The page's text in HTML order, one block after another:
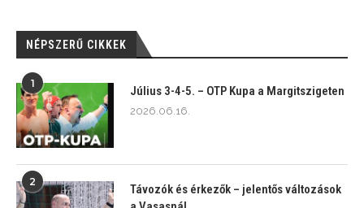
NÉPSZERŰ CIKKEK
1
Július 3-4-5. – OTP Kupa a Margitszigeten
2026.06.16.
2
Távozók és érkezők – jelentős változások